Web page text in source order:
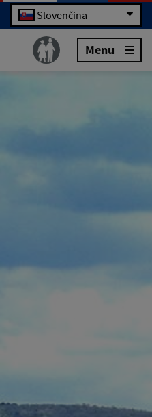
Slovenčina
Menu